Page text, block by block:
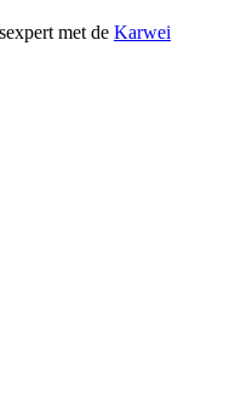
met de Karwei